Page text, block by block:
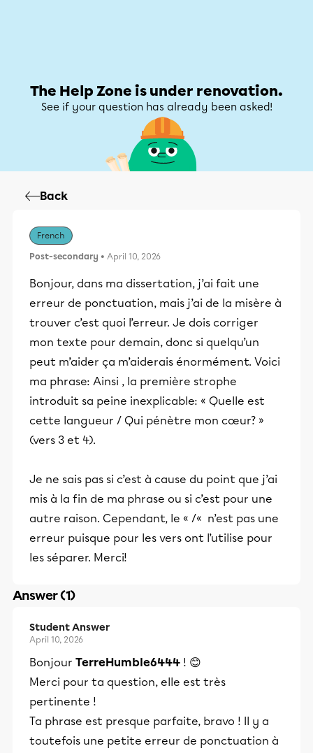
The Help Zone is under renovation.
See if your question has already been asked!
Back
French
Post-secondary • April 10, 2026
Bonjour, dans ma dissertation, j’ai fait une
erreur de ponctuation, mais j’ai de la misère à
trouver c’est quoi l’erreur. Je dois corriger
mon texte pour demain, donc si quelqu’un
peut m’aider ça m’aiderais énormément. Voici
ma phrase: Ainsi , la première strophe
introduit sa peine inexplicable: « Quelle est
cette langueur / Qui pénètre mon cœur? »
(vers 3 et 4).
Je ne sais pas si c’est à cause du point que j’ai
mis à la fin de ma phrase ou si c’est pour une
autre raison. Cependant, le « /« n’est pas une
erreur puisque pour les vers ont l’utilise pour
les séparer. Merci!
Answer (1)
Student Answer
April 10, 2026
Bonjour TerreHumble6444 ! 😊
Merci pour ta question, elle est très
pertinente !
Ta phrase est presque parfaite, bravo ! Il y a
toutefois une petite erreur de ponctuation à